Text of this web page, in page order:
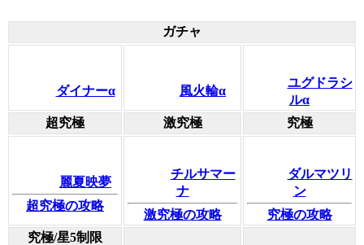
ガチャ
ダイナーα 風火輪α
ユグドラシ
ルα
超究極
激究極 究極
麗夏映夢
超究極の攻略
チルサマー
ナ
激究極の攻略
ダルマツリ
ン
究極の攻略
究極/星5制限